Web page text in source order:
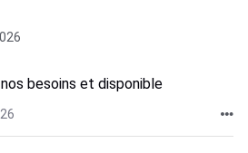
besoins et disponible